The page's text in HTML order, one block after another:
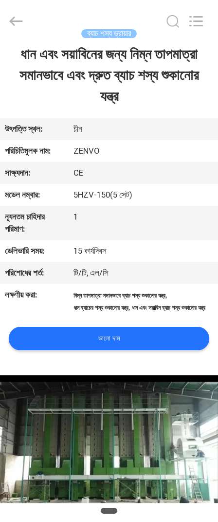
আমাদের
সম্পর্কে
কারখানা
ভ্রমণ
নিয়ন্ত্রণ
যোগাযোগ
খবর
উদ্ধৃতির
জন্য
আবেদন
সাইট
ম্যাপ
TECHNOLOGY
ব্যাচ শস্য ড্রায়ার
ধান এবং সয়াবিনের জন্য নিম্ন তাপমাত্রা
সমানভাবে এবং দ্রুত ব্যাচ শস্য শুকানোর
যন্ত্র
উৎপত্তি স্থল: চীন
পরিচিতিমুলক নাম: ZENVO
সাক্ষ্যদান: CE
মডেল নম্বার: 5HZV-150(5 সেট)
ন্যূনতম চাহিদার
পরিমাণ:
1
ডেলিভারি সময়: 15 কার্যদিবস
পরিশোধের শর্ত: টি/টি, এল/সি
লক্ষণীয় করা: নিম্ন তাপমাত্রা সমানভাবে ব্যাচ শস্য শুকানোর যন্ত্র,
ধান ব্যাচের শস্য শুকানোর যন্ত্র,ধান এবং সয়াবিন ব্যাচ শস্য শুকানোর যন্ত্র
ভালো দাম